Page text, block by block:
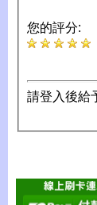
您的評分:
請登入後給